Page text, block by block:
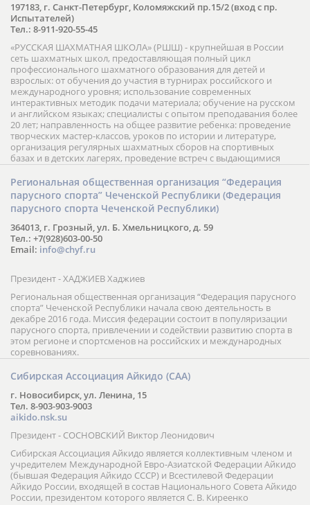
197183, г. Санкт-Петербург, Коломяжский пр.15/2 (вход с пр.
Испытателей)
Тел.: 8-911-920-55-45
«РУССКАЯ ШАХМАТНАЯ ШКОЛА» (РШШ) - крупнейшая в России
сеть шахматных школ, предоставляющая полный цикл
профессионального шахматного образования для детей и
взрослых: от обучения до участия в турнирах российского и
международного уровня; использование современных
интерактивных методик подачи материала; обучение на русском
и английском языках; специалисты с опытом преподавания более
20 лет; направленность на общее развитие ребенка: проведение
творческих мастер-классов, уроков по истории и литературе,
организация регулярных шахматных сборов на спортивных
базах и в детских лагерях, проведение встреч с выдающимися
шахматистами; корпоративное обучение; онлайн обучение в
форме вебинаров и индивидуальных занятий, круглые столы
российских и международных тренеров, организация фестивалей;
онлайн трансляция мероприятий и турниров.
Региональная общественная организация “Федерация
парусного спорта” Чеченской Республики (Федерация
парусного спорта Чеченской Республики)
364013, г. Грозный, ул. Б. Хмельницкого, д. 59
Тел.: +7(928)603-00-50
Email: info@chyf.ru
Президент - ХАДЖИЕВ Хаджиев
Региональная общественная организация “Федерация парусного
спорта” Чеченской Республики начала свою деятельность в
декабре 2016 года. Миссия федерации состоит в популяризации
парусного спорта, привлечении и содействии развитию спорта в
этом регионе и спортсменов на российских и международных
соревнованиях.
Сибирская Ассоциация Айкидо (САА)
г. Новосибирск, ул. Ленина, 15
Тел. 8-903-903-9003
aikido.nsk.su
Президент - СОСНОВСКИЙ Виктор Леонидович
Сибирская Ассоциация Айкидо является коллективным членом и
учредителем Международной Евро-Азиатской Федерации Айкидо
(бывшая Федерация Айкидо СССР) и Всестилевой Федерации
Айкидо России, входящей в состав Национального Совета Айкидо
России, президентом которого является С. В. Киреенко